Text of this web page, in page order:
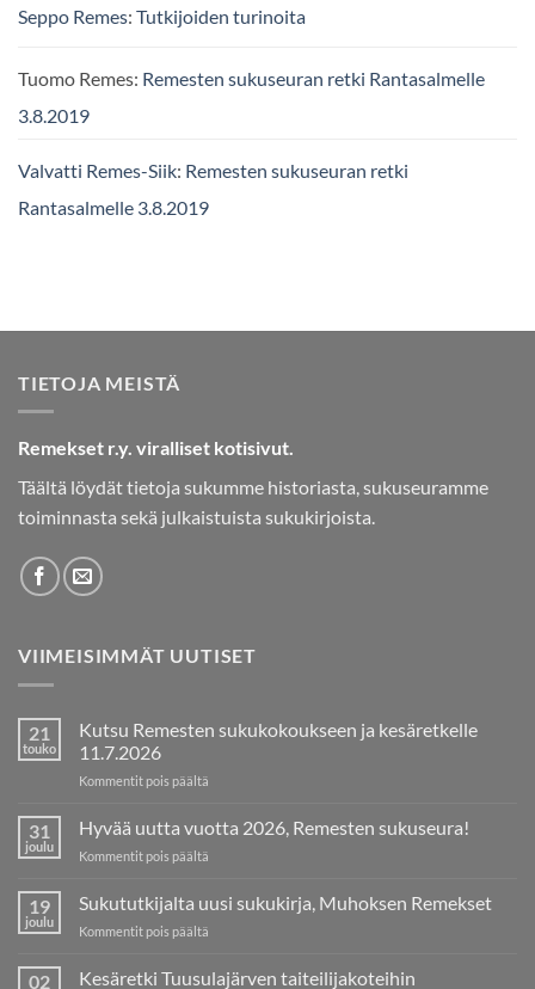
Seppo Remes: Tutkijoiden turinoita
Tuomo Remes: Remesten sukuseuran retki Rantasalmelle
3.8.2019
Valvatti Remes-Siik: Remesten sukuseuran retki
Rantasalmelle 3.8.2019
TIETOJA MEISTÄ
Remekset r.y. viralliset kotisivut.
Täältä löydät tietoja sukumme historiasta, sukuseuramme
toiminnasta sekä julkaistuista sukukirjoista.
VIIMEISIMMÄT UUTISET
21
touko
Kutsu Remesten sukukokoukseen ja kesäretkelle
11.7.2026
Kommentit pois päältä
Remesten
sukukokoukseen
11.7.2026
31
joulu
Hyvää uutta vuotta 2026, Remesten sukuseura!
Kommentit pois päältä
uutta
vuotta
sukuseura!
19
joulu
Sukututkijalta uusi sukukirja, Muhoksen Remekset
Kommentit pois päältä
uusi
02 Kesäretki Tuusulajärven taiteilijakoteihin